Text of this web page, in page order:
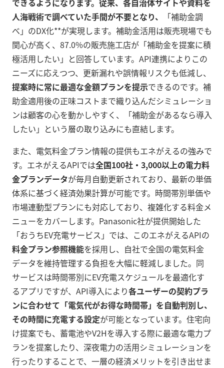
できるようになります。従来、各自治体サイトや資料を
人海戦術で調べていた手間が不要となり、
「補助金調
べ」のDX化**が実現します。補助金活用は販売現場でも
関心が高く、87.0%の販売施工店が「補助金を提案に積
極活用したい」と回答しています。API連携によりこの
ニーズに応えつつ、更新漏れや誤情報リスクも低減し、
提案時に常に最適な金額プランを提示できるのです。補
助金適用後の正味コストまで織り込んだシミュレーショ
ンは顧客の心を動かしやすく、「補助金があるなら導入
したい」という層の取り込みにも直結します。
また、電気料金プラン情報の提供もエネがえるの強みで
す。エネがえるAPIでは全国100社・3,000以上の電力料
金プランデータが毎月自動更新されており、最新の単価
体系に基づく経済効果計算が可能です。時間帯別単価や
市場連動型プランにも対応しており、複雑化する料金メ
ニューをカバーします。Panasonic社が提供開始した
「おうちEV充電サービス」では、このエネがえるAPIの
料金プラン参照機能を採用し、自社で全国の電気料金
データを維持管理する負担を大幅に軽減しました。同
サービスは時間帯別にEV充電スケジュールを最適化す
るアプリですが、API導入により各ユーザーの契約プラ
ンに合わせて「電気代がお得な時間帯」を自動判別し、
その時間に充電する設定が可能となっています。住宅向
け提案でも、蓄電池やV2Hを導入する際に最適な電力プ
ランを提案したり、深夜電力の活用シミュレーションを
行ったりすることで、一層の経済メリットを引き出せま